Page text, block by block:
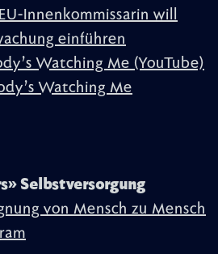
Innenkommissarin will
einführen
Watching Me (YouTube)
Watching Me
Selbstversorgung
von Mensch zu Mensch